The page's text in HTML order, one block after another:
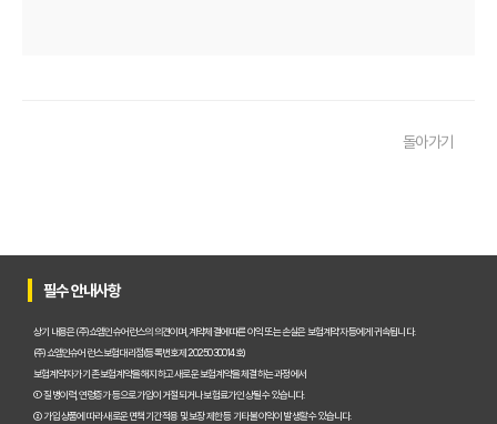
펫보험비교사이트, 평점만 보고 고르면 후회? 진짜 중요한 차이점은?
펫보험비교사이트, A사와 B사 어디가 더 유리할까?
펫보험비교사이트 이용 전 필수! 놓치면 후회할 3가지 체크리스트
돌아가기
필수 안내사항
상기 내용은 (주)쇼엠인슈어런스의 의견이며, 계약체결에 따른 이익 또는 손실은 보험계약자 등에게 귀속됩니다.
(주)쇼엠인슈어런스 보험대리점(등록번호 제2025030014호)
보험계약자가 기존 보험계약을 해지하고 새로운 보험계약을 체결하는 과정에서
① 질병이력, 연령증가 등으로 가입이 거절되거나 보험료가 인상될 수 있습니다.
② 가입 상품에 따라 새로운 면책기간 적용 및 보장 제한 등 기타 불이익이 발생할 수 있습니다.